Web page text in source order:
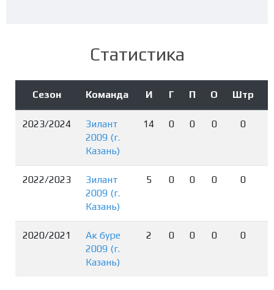
Статистика
Сезон Команда И Г П О Штр
2023/2024
Зилант
2009 (г.
Казань)
14 0 0 0 0
2022/2023
Зилант
2009 (г.
Казань)
5 0 0 0 0
2020/2021
Ак буре
2009 (г.
Казань)
2 0 0 0 0